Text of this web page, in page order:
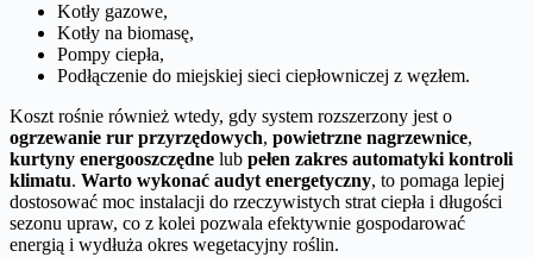
Kotły gazowe,
Kotły na biomasę,
Pompy ciepła,
Podłączenie do miejskiej sieci ciepłowniczej z węzłem.
Koszt rośnie również wtedy, gdy system rozszerzony jest o
ogrzewanie rur przyrzędowych, powietrzne nagrzewnice,
kurtyny energooszczędne lub pełen zakres automatyki kontroli
klimatu. Warto wykonać audyt energetyczny, to pomaga lepiej
dostosować moc instalacji do rzeczywistych strat ciepła i długości
sezonu upraw, co z kolei pozwala efektywnie gospodarować
energią i wydłuża okres wegetacyjny roślin.